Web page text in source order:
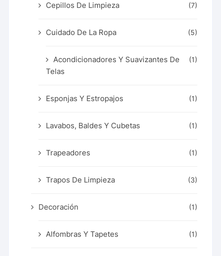
Cepillos De Limpieza (7)
Cuidado De La Ropa (5)
Acondicionadores Y Suavizantes De
Telas
(1)
Esponjas Y Estropajos (1)
Lavabos, Baldes Y Cubetas (1)
Trapeadores (1)
Trapos De Limpieza (3)
Decoración (1)
Alfombras Y Tapetes (1)